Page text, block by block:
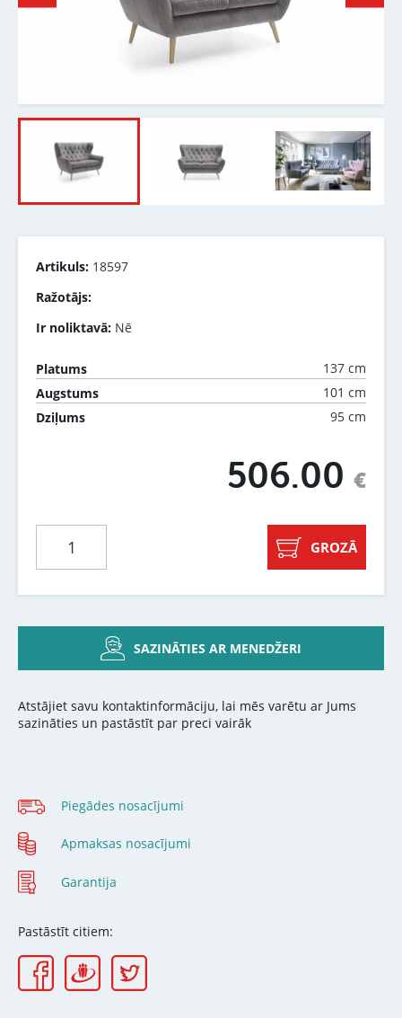
Artikuls: 18597
Ražotājs:
Ir noliktavā: Nē
Platums
137 cm
Augstums
101 cm
Dziļums
95 cm
506.00 €
GROZĀ
SAZINĀTIES AR MENEDŽERI
Atstājiet savu kontaktinformāciju, lai mēs varētu ar Jums
sazināties un pastāstīt par preci vairāk
Piegādes nosacījumi
Apmaksas nosacījumi
Garantija
Pastāstīt citiem: